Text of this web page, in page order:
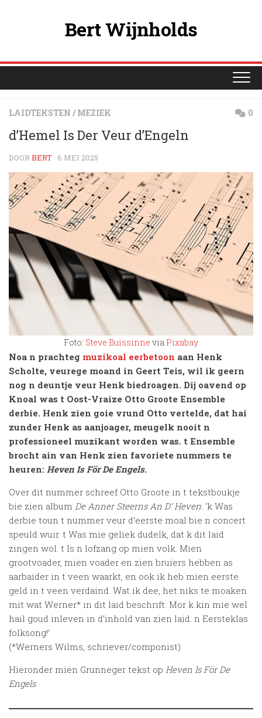
Bert Wijnholds
LAIDTEKSTEN / MEZIEK 0
d’Hemel Is Der Veur d’Engeln
DOORBERT · 6 MEI 2025
Foto: Steve Buissinne via Pixabay
Noa n prachteg muzikoal eerbetoon aan Henk
Scholte, veurege moand in Geert Teis, wil ik geern
nog n deuntje veur Henk biedroagen. Dij oavend op
Knoal was t Oost-Vraize Otto Groote Ensemble
derbie. Henk zien goie vrund Otto vertelde, dat hai
zunder Henk as aanjoager, meugelk nooit n
professioneel muzikant worden was. t Ensemble
brocht ain van Henk zien favoriete nummers te
heuren: Heven Is För De Engels.
Over dit nummer schreef Otto Groote in t tekstboukje
bie zien album De Anner Steerns An D’ Heven: ‘k Was
derbie toun t nummer veur d’eerste moal bie n concert
speuld wuir. t Was mie geliek dudelk, dat k dit laid
zingen wol. t Is n lofzang op mien volk. Mien
grootvoader, mien voader en zien bruiers hebben as
aarbaider in t veen waarkt, en ook ik heb mien eerste
geld in t veen verdaind. Wat ik dee, het niks te moaken
mit wat Werner* in dit laid beschrift. Mor k kin mie wel
hail goud inleven in d’inhold van zien laid. n Eersteklas
folksong!’
(*Werners Wilms, schriever/componist)
Hieronder mien Grunneger tekst op Heven Is För De
Engels.